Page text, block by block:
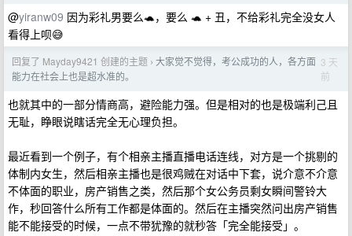
@yiranw09 因为彩礼男要么🐢，要么 🐢 + 丑，不给彩礼完全没女人
看得上呗😅
回复了 Mayday9421 创建的主题 › 大家觉不觉得，考公成功的人，各方面
能力在社会上也是超水准的。
3 天
前
也就其中的一部分情商高，避险能力强。但是相对的也是极端利己且
无耻，睁眼说瞎话完全无心理负担。
最近看到一个例子，有个相亲主播直播电话连线，对方是一个挑剔的
体制内女生，然后相亲主播也是很鸡贼在对话中下套，说介意不介意
不体面的职业，房产销售之类，然后那个女公务员剩女瞬间警铃大
作，秒回答什么所有工作都是体面的。然后在主播突然问出房产销售
能不能接受的时候，一点不带犹豫的就秒答「完全能接受」。